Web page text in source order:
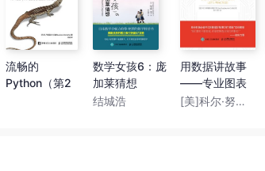
流畅的
Python（第2
数学女孩6：庞
加莱猜想
结城浩
用数据讲故事
——专业图表
实训教程
[美]科尔·努斯鲍默·纳福利克（Cole Nussbaumer Knaflic）